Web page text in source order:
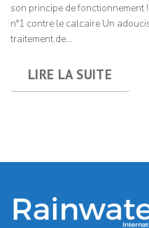
son principe de
n°1 contre le calcaire Un
traitement de...
LIRE LA SUITE